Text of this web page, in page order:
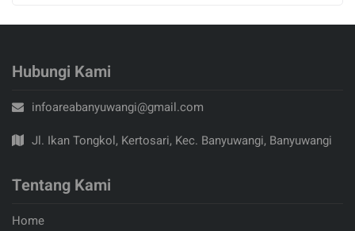
Hubungi Kami
infoareabanyuwangi@gmail.com
Jl. Ikan Tongkol, Kertosari, Kec. Banyuwangi, Banyuwangi
Tentang Kami
Home